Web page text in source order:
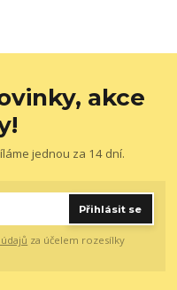
akce
jednou za 14 dní.
Přihlásit se
za účelem rozesílky